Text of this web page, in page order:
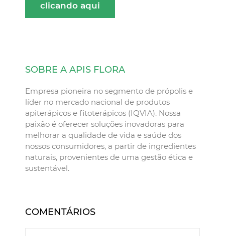
clicando aqui
SOBRE A APIS FLORA
Empresa pioneira no segmento de própolis e
líder no mercado nacional de produtos
apiterápicos e fitoterápicos (IQVIA). Nossa
paixão é oferecer soluções inovadoras para
melhorar a qualidade de vida e saúde dos
nossos consumidores, a partir de ingredientes
naturais, provenientes de uma gestão ética e
sustentável.
COMENTÁRIOS